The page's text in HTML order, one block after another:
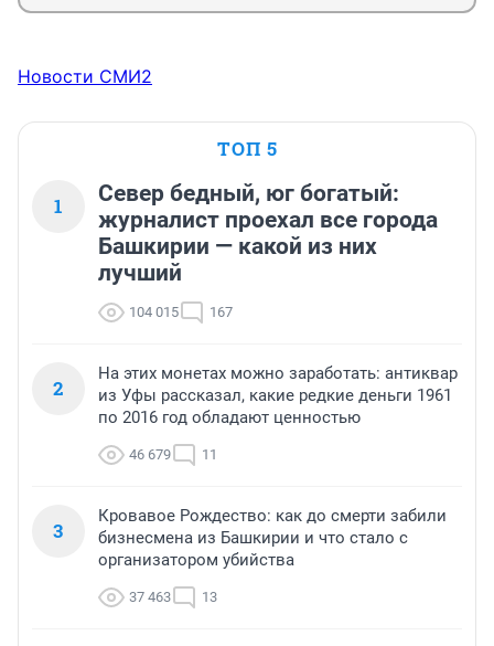
Новости СМИ2
ТОП 5
1
Север бедный, юг богатый:
журналист проехал все города
Башкирии — какой из них
лучший
104 015 167
2
На этих монетах можно заработать: антиквар
из Уфы рассказал, какие редкие деньги 1961
по 2016 год обладают ценностью
46 679 11
3
Кровавое Рождество: как до смерти забили
бизнесмена из Башкирии и что стало с
организатором убийства
37 463 13